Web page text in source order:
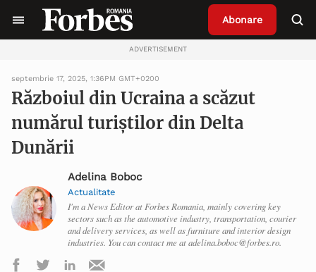
Abonare
ADVERTISEMENT
septembrie 17, 2025, 1:36PM GMT+0200
Războiul din Ucraina a scăzut
numărul turiștilor din Delta
Dunării
Adelina Boboc
Actualitate
I'm a News Editor at Forbes Romania, mainly covering key
sectors such as the automotive industry, transportation, courier
and delivery services, as well as furniture and interior design
industries. You can contact me at adelina.boboc@forbes.ro.